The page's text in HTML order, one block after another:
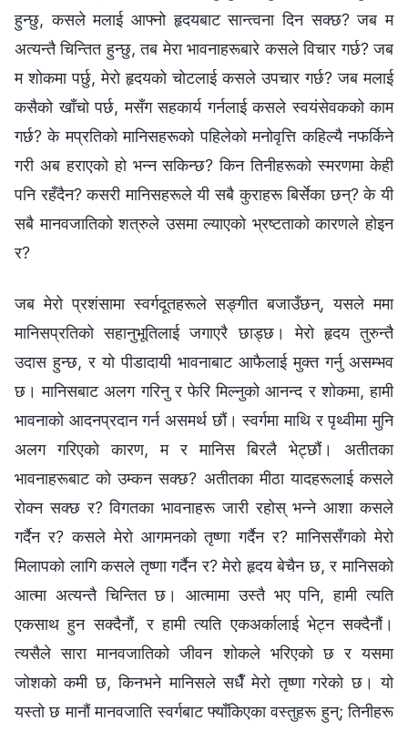
हुन्छु, कसले मलाई आफ्‍नो हृदयबाट सान्त्वना दिन सक्छ? जब म
अत्यन्तै चिन्तित हुन्छु, तब मेरा भावनाहरूबारे कसले विचार गर्छ? जब
म शोकमा पर्छु, मेरो हृदयको चोटलाई कसले उपचार गर्छ? जब मलाई
कसैको खाँचो पर्छ, मसँग सहकार्य गर्नलाई कसले स्वयंसेवकको काम
गर्छ? के मप्रतिको मानिसहरूको पहिलेको मनोवृत्ति कहिल्यै नफर्किने
गरी अब हराएको हो भन्न सकिन्छ? किन तिनीहरूको स्मरणमा केही
पनि रहँदैन? कसरी मानिसहरूले यी सबै कुराहरू बिर्सेका छन्? के यी
सबै मानवजातिको शत्रुले उसमा ल्याएको भ्रष्टताको कारणले होइन
र?
जब मेरो प्रशंसामा स्वर्गदूतहरूले सङ्गीत बजाउँछन्, यसले ममा
मानिसप्रतिको सहानुभूतिलाई जगाएरै छाड्छ। मेरो हृदय तुरुन्तै
उदास हुन्छ, र यो पीडादायी भावनाबाट आफैलाई मुक्त गर्नु असम्‍भव
छ। मानिसबाट अलग गरिनु र फेरि मिल्‍नुको आनन्द र शोकमा, हामी
भावनाको आदनप्रदान गर्न असमर्थ छौं। स्वर्गमा माथि र पृथ्वीमा मुनि
अलग गरिएको कारण, म र मानिस बिरलै भेट्छौं। अतीतका
भावनाहरूबाट को उम्कन सक्छ? अतीतका मीठा यादहरूलाई कसले
रोक्‍न सक्छ र? विगतका भावनाहरू जारी रहोस् भन्‍ने आशा कसले
गर्दैन र? कसले मेरो आगमनको तृष्णा गर्दैन र? मानिससँगको मेरो
मिलापको लागि कसले तृष्णा गर्दैन र? मेरो हृदय बेचैन छ, र मानिसको
आत्मा अत्यन्तै चिन्तित छ। आत्मामा उस्तै भए पनि, हामी त्यति
एकसाथ हुन सक्दैनौं, र हामी त्यति एकअर्कालाई भेट्न सक्दैनौं।
त्यसैले सारा मानवजातिको जीवन शोकले भरिएको छ र यसमा
जोशको कमी छ, किनभने मानिसले सधैँ मेरो तृष्णा गरेको छ। यो
यस्तो छ मानौं मानवजाति स्वर्गबाट फ्याँकिएका वस्तुहरू हुन्; तिनीहरू